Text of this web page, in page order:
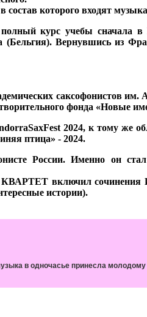
состав которого входят
курс учебы
(Бельгия). Вернувшись из
саксофонистов
фонда «Новые
2024, к тому жео
птица» - 2024.
России. Именно он
КВАРТЕТ включил
истории).
в одночасье принесла